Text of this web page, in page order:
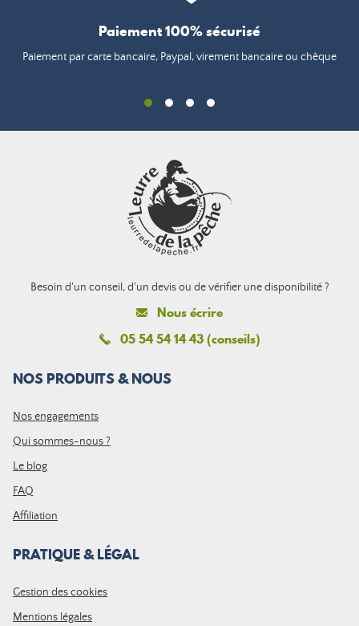
Paiement 100% sécurisé
Paiement par carte bancaire, Paypal, virement bancaire ou chèque
Besoin d'un conseil, d'un devis ou de vérifier une disponibilité ?
Nous écrire
05 54 54 14 43 (conseils)
NOS PRODUITS & NOUS
Nos engagements
Qui sommes-nous ?
Le blog
FAQ
Affiliation
PRATIQUE & LÉGAL
Gestion des cookies
Mentions légales